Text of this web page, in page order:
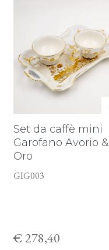
Set da caffè mini
Garofano Avorio &
Oro
GIG003
€ 278,40